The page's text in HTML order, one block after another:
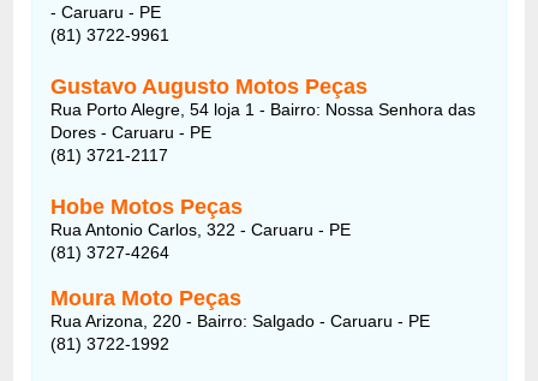
- Caruaru - PE
(81) 3722-9961
Gustavo Augusto Motos Peças
Rua Porto Alegre, 54 loja 1 - Bairro: Nossa Senhora das
Dores - Caruaru - PE
(81) 3721-2117
Hobe Motos Peças
Rua Antonio Carlos, 322 - Caruaru - PE
(81) 3727-4264
Moura Moto Peças
Rua Arizona, 220 - Bairro: Salgado - Caruaru - PE
(81) 3722-1992